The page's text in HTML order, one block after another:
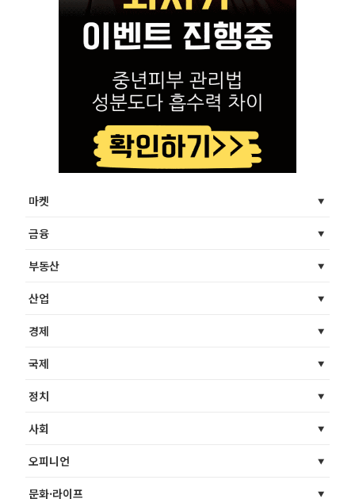
마켓
금융
부동산
산업
경제
국제
정치
사회
오피니언
문화·라이프